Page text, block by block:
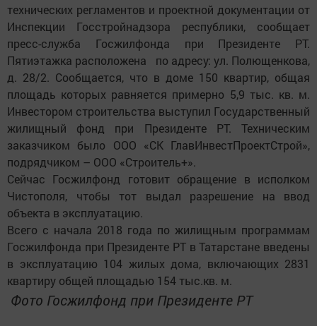
технических регламентов и проектной документации от
Инспекции Госстройнадзора республики, сообщает
пресс-служба Госжилфонда при Президенте РТ.
Пятиэтажка расположена по адресу: ул. Полющенкова,
д. 28/2. Сообщается, что в доме 150 квартир, общая
площадь которых равняется примерно 5,9 тыс. кв. м.
Инвестором строительства выступил Государственный
жилищный фонд при Президенте РТ. Техническим
заказчиком было ООО «СК ГлавИнвестПроектСтрой»,
подрядчиком – ООО «Строитель+».
Сейчас Госжилфонд готовит обращение в исполком
Чистополя, чтобы тот выдал разрешение на ввод
объекта в эксплуатацию.
Всего с начала 2018 года по жилищным программам
Госжилфонда при Президенте РТ в Татарстане введены
в эксплуатацию 104 жилых дома, включающих 2831
квартиру общей площадью 154 тыс.кв. м.
Фото Госжилфонд при Президенте РТ